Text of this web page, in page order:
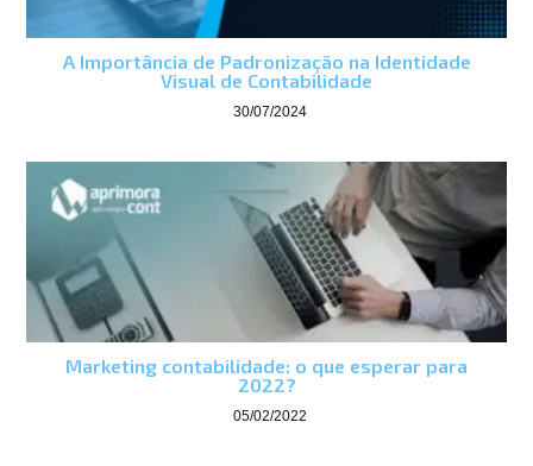
A Importância de Padronização na Identidade
Visual de Contabilidade
30/07/2024
Marketing contabilidade: o que esperar para
2022?
05/02/2022